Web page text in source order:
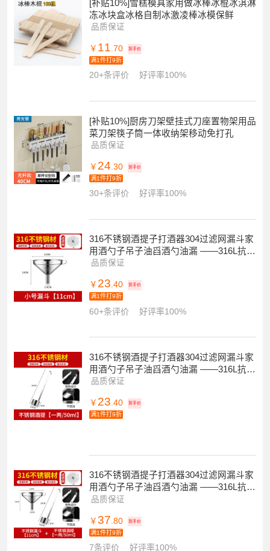
[补贴10%]雪糕模具家用做冰棒冰棍冰淇淋
冻冰块盒冰格自制冰激凌棒冰模保鲜
品质保证
￥ 11.70 到手价
满1件打9折
20+条评价 好评率100%
[补贴10%]厨房刀架壁挂式刀座置物架用品
菜刀架筷子筒一体收纳架移动免打孔
品质保证
￥ 24 .30 到手价
满1件打9折
30+条评价 好评率100%
316不锈钢酒提子打酒器304过滤网漏斗家
用酒勺子吊子油舀酒勺油漏 ——316L抗
菌-小号漏斗[口径11cm](赠滤网)
品质保证
￥ 23.40 到手价
满1件打9折
60+条评价 好评率100%
316不锈钢酒提子打酒器304过滤网漏斗家
用酒勺子吊子油舀酒勺油漏 ——316L抗
菌-酒提[一两/50ml]
品质保证
￥ 23 .40 到手价
满1件打9折
316不锈钢酒提子打酒器304过滤网漏斗家
用酒勺子吊子油舀酒勺油漏 ——316L抗
菌-漏斗[口径11cm]+酒提[一两]
品质保证
￥ 37 .80 到手价
满1件打9折
7条评价 好评率100%